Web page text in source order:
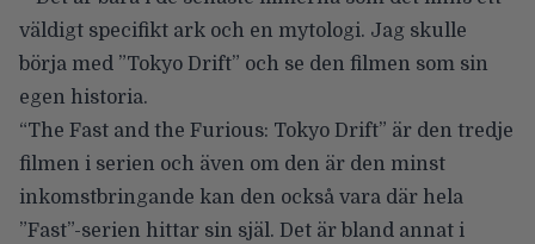
väldigt specifikt ark och en mytologi. Jag skulle
börja med ”Tokyo Drift” och se den filmen som sin
egen historia.
“The Fast and the Furious: Tokyo Drift” är den tredje
filmen i serien och även om den är den minst
inkomstbringande kan den också vara där hela
”Fast”-serien hittar sin själ. Det är bland annat i